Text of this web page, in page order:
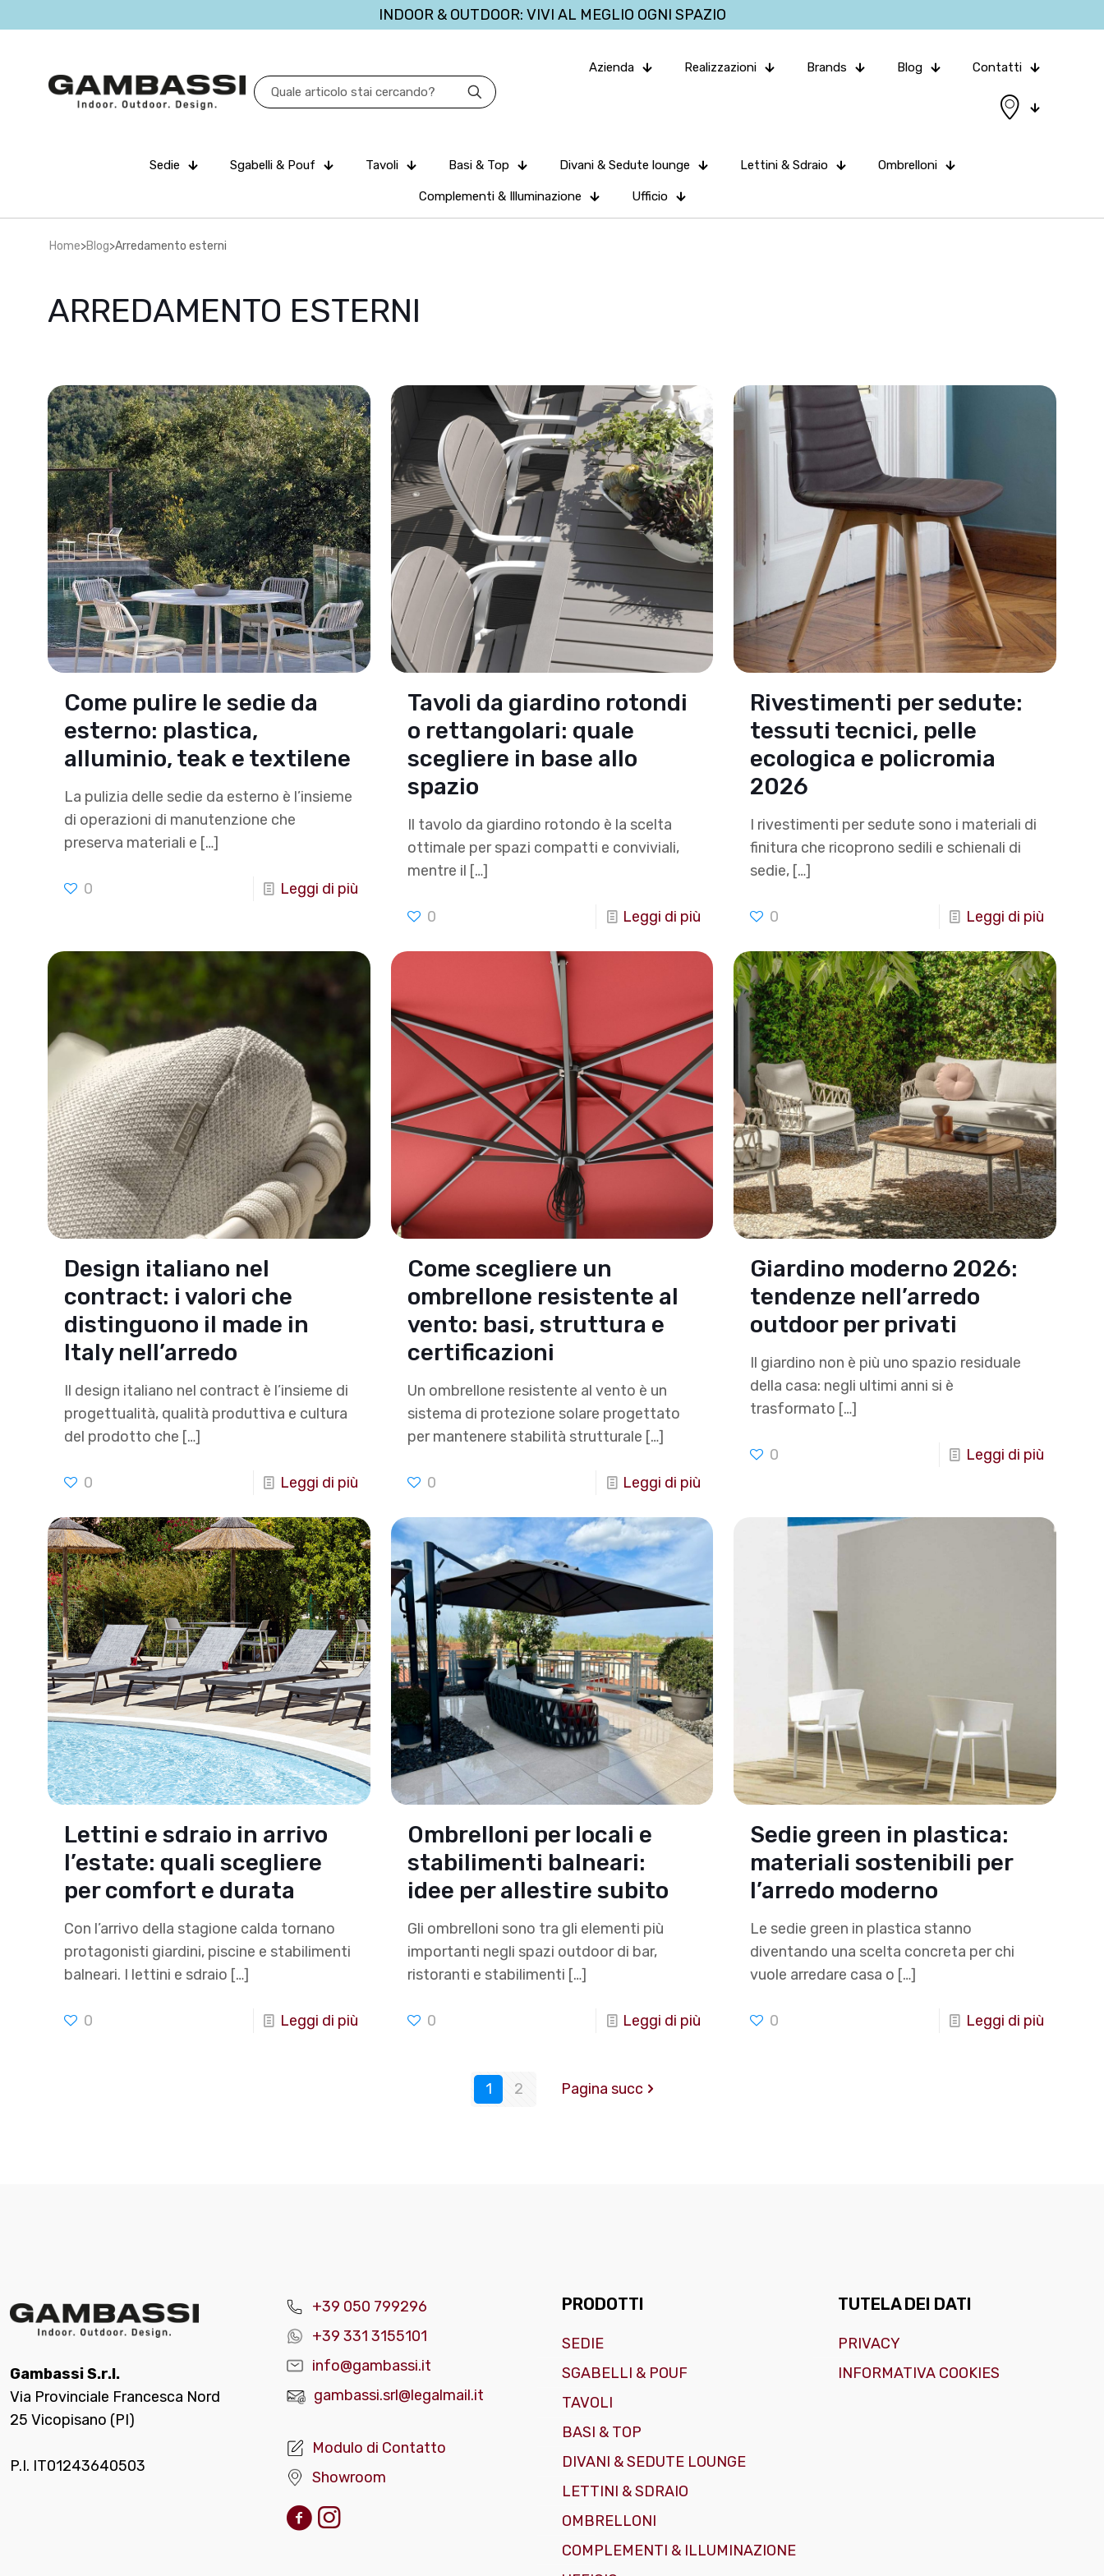
INDOOR & OUTDOOR: VIVI AL MEGLIO OGNI SPAZIO
Azienda Realizzazioni Brands Blog Contatti
Sedie Sgabelli & Pouf Tavoli Basi & Top Divani & Sedute lounge Lettini & Sdraio Ombrelloni
Complementi & Illuminazione Ufficio
Home>Blog>Arredamento esterni
ARREDAMENTO ESTERNI
Come pulire le sedie da
esterno: plastica,
alluminio, teak e textilene
La pulizia delle sedie da esterno è l’insieme
di operazioni di manutenzione che
preserva materiali e […]
0 Leggi di più
Tavoli da giardino rotondi
o rettangolari: quale
scegliere in base allo
spazio
Il tavolo da giardino rotondo è la scelta
ottimale per spazi compatti e conviviali,
mentre il […]
0 Leggi di più
Rivestimenti per sedute:
tessuti tecnici, pelle
ecologica e policromia
2026
I rivestimenti per sedute sono i materiali di
finitura che ricoprono sedili e schienali di
sedie, […]
0 Leggi di più
Design italiano nel
contract: i valori che
distinguono il made in
Italy nell’arredo
Il design italiano nel contract è l’insieme di
progettualità, qualità produttiva e cultura
del prodotto che […]
0 Leggi di più
Come scegliere un
ombrellone resistente al
vento: basi, struttura e
certificazioni
Un ombrellone resistente al vento è un
sistema di protezione solare progettato
per mantenere stabilità strutturale […]
0 Leggi di più
Giardino moderno 2026:
tendenze nell’arredo
outdoor per privati
Il giardino non è più uno spazio residuale
della casa: negli ultimi anni si è
trasformato […]
0 Leggi di più
Lettini e sdraio in arrivo
l’estate: quali scegliere
per comfort e durata
Con l’arrivo della stagione calda tornano
protagonisti giardini, piscine e stabilimenti
balneari. I lettini e sdraio […]
0 Leggi di più
Ombrelloni per locali e
stabilimenti balneari:
idee per allestire subito
Gli ombrelloni sono tra gli elementi più
importanti negli spazi outdoor di bar,
ristoranti e stabilimenti […]
0 Leggi di più
Sedie green in plastica:
materiali sostenibili per
l’arredo moderno
Le sedie green in plastica stanno
diventando una scelta concreta per chi
vuole arredare casa o […]
0 Leggi di più
1 2 Pagina succ
Gambassi S.r.l.
Via Provinciale Francesca Nord
25 Vicopisano (PI)
P.I. IT01243640503
+39 050 799296
+39 331 3155101
info@gambassi.it
gambassi.srl@legalmail.it
Modulo di Contatto
Showroom
PRODOTTI
SEDIE
SGABELLI & POUF
TAVOLI
BASI & TOP
DIVANI & SEDUTE LOUNGE
LETTINI & SDRAIO
OMBRELLONI
COMPLEMENTI & ILLUMINAZIONE
TUTELA DEI DATI
PRIVACY
INFORMATIVA COOKIES